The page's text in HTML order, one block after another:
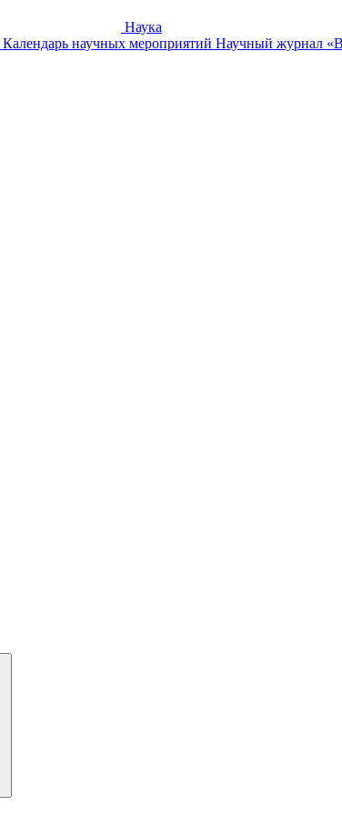
Наука
Календарь научных мероприятий Научный журнал